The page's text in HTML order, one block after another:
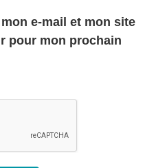
e-mail et mon site
pour mon prochain